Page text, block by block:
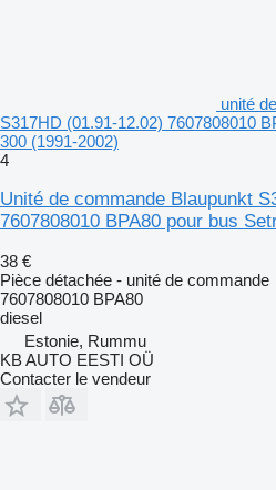
unité
S317HD (01.91-12.02) 7607808010
300 (1991-2002)
4
Unité de commande Blaupunkt
7607808010 BPA80 pour bus
38 €
Pièce détachée - unité de commande
7607808010 BPA80
diesel
Estonie, Rummu
KB AUTO EESTI OÜ
Contacter le vendeur